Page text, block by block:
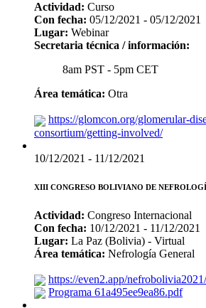
Actividad: Curso
Con fecha: 05/12/2021 - 05/12/2021
Lugar: Webinar
Secretaria técnica / información:
8am PST - 5pm CET
Área temática: Otra
https://glomcon.org/glomerular-
consortium/getting-involved/
10/12/2021 - 11/12/2021
XIII CONGRESO BOLIVIANO DE
Actividad: Congreso Internacional
Con fecha: 10/12/2021 - 11/12/2021
Lugar: La Paz (Bolivia) - Virtual
Área temática: Nefrología General
https://even2.app/nefrobolivia2021/
Programa 61a495ee9ea86.pdf